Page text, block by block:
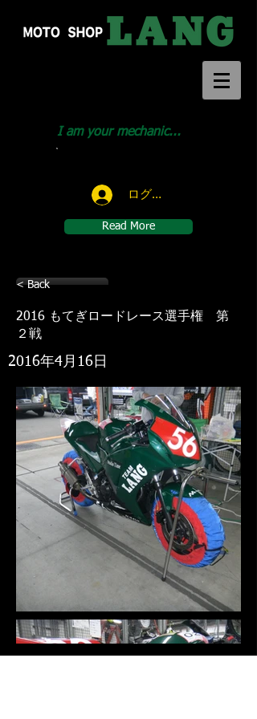
I am your mechanic...
ログイン
Read More
< Back
2016 もてぎロードレース選手権 第
２戦
2016年4月16日